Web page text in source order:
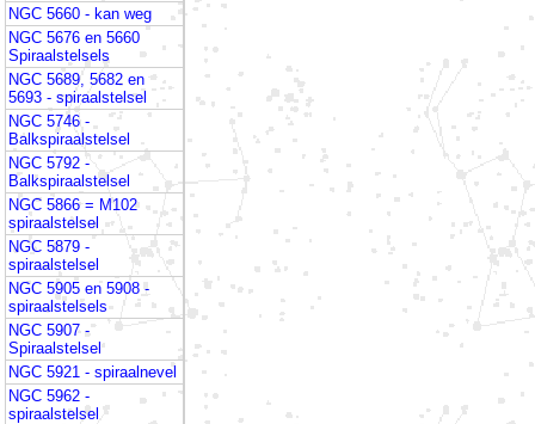
NGC 5660 - kan weg
NGC 5676 en 5660
Spiraalstelsels
NGC 5689, 5682 en
5693 - spiraalstelsel
NGC 5746 -
Balkspiraalstelsel
NGC 5792 -
Balkspiraalstelsel
NGC 5866 = M102
spiraalstelsel
NGC 5879 -
spiraalstelsel
NGC 5905 en 5908 -
spiraalstelsels
NGC 5907 -
Spiraalstelsel
NGC 5921 - spiraalnevel
NGC 5962 -
spiraalstelsel